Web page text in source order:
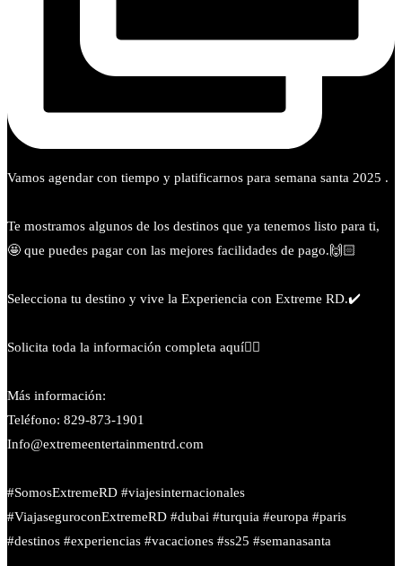
Vamos agendar con tiempo y platificarnos para semana santa 2025 .
Te mostramos algunos de los destinos que ya tenemos listo para ti,
🤩 que puedes pagar con las mejores facilidades de pago.🙌🏻
Selecciona tu destino y vive la Experiencia con Extreme RD.✔️
Solicita toda la información completa aquí👇🏻
Más información:
Teléfono: 829-873-1901
Info@extremeentertainmentrd.com
#SomosExtremeRD #viajesinternacionales
#ViajaseguroconExtremeRD #dubai #turquia #europa #paris
#destinos #experiencias #vacaciones #ss25 #semanasanta